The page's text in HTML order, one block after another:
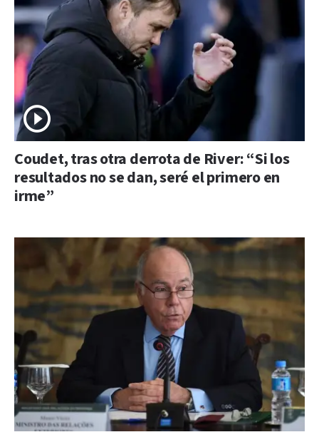
Coudet, tras otra derrota de River: “Si los
resultados no se dan, seré el primero en
irme”